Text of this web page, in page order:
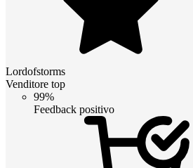
Lordofstorms
Venditore top
99%
Feedback positivo